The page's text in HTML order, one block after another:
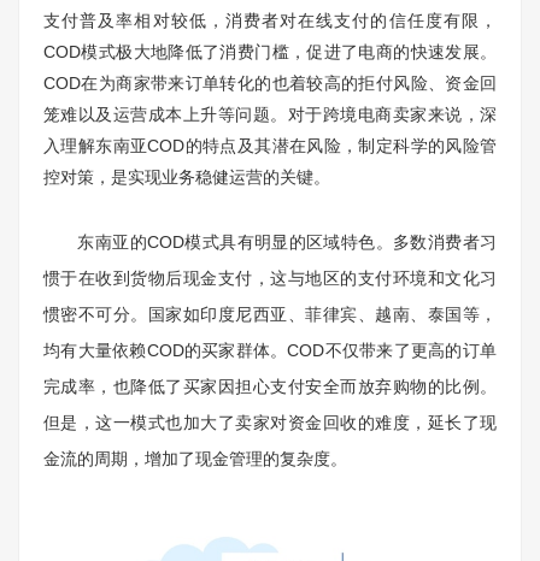
支付普及率相对较低，消费者对在线支付的信任度有限，
COD模式极大地降低了消费门槛，促进了电商的快速发展。
COD在为商家带来订单转化的也着较高的拒付风险、资金回
笼难以及运营成本上升等问题。对于跨境电商卖家来说，深
入理解东南亚COD的特点及其潜在风险，制定科学的风险管
控对策，是实现业务稳健运营的关键。
东南亚的COD模式具有明显的区域特色。多数消费者习
惯于在收到货物后现金支付，这与地区的支付环境和文化习
惯密不可分。国家如印度尼西亚、菲律宾、越南、泰国等，
均有大量依赖COD的买家群体。COD不仅带来了更高的订单
完成率，也降低了买家因担心支付安全而放弃购物的比例。
但是，这一模式也加大了卖家对资金回收的难度，延长了现
金流的周期，增加了现金管理的复杂度。